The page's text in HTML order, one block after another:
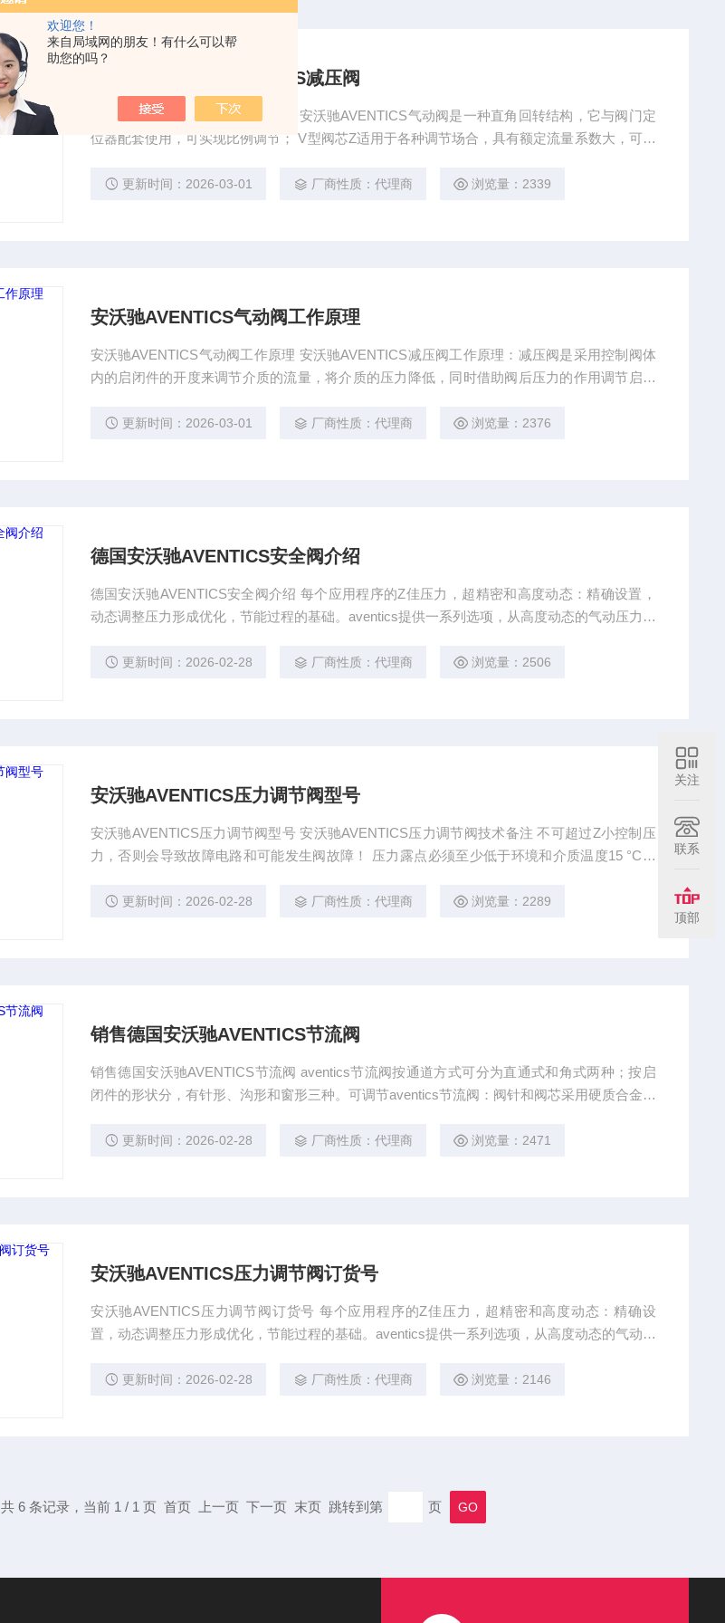
欢迎您！
来自局域网的朋友！有什么可以帮
助您的吗？
销售德国安沃驰AVENTICS减压阀
销售德国安沃驰AVENTICS减压阀 安沃驰AVENTICS气动阀是一种直角回转结构，它与阀门定
位器配套使用，可实现比例调节； V型阀芯Z适用于各种调节场合，具有额定流量系数大，可调
质。是一种直角回转结构，由V型阀体、气动执行机构、定位器及其他附件组成；有一个近似等
更新时间：2026-03-01 厂商性质：代理商 浏览量：2339
安沃驰AVENTICS气动阀工作原理
安沃驰AVENTICS气动阀工作原理 安沃驰AVENTICS减压阀工作原理：减压阀是采用控制阀体
内的启闭件的开度来调节介质的流量，将介质的压力降低，同时借助阀后压力的作用调节启闭
低，这种阀门称为减压减温阀。减压阀快易优自动化选型有收录。该阀的特点，是在进口压力
更新时间：2026-03-01 厂商性质：代理商 浏览量：2376
德国安沃驰AVENTICS安全阀介绍
德国安沃驰AVENTICS安全阀介绍 每个应用程序的Z佳压力，超精密和高度动态：精确设置，
动态调整压力形成优化，节能过程的基础。aventics提供一系列选项，从高度动态的气动压力调
制系统的信号（如：4~20mA）来驱动阀门改变阀芯和阀座之间的截面积大小控制管道介质的
更新时间：2026-02-28 厂商性质：代理商 浏览量：2506
安沃驰AVENTICS压力调节阀型号
安沃驰AVENTICS压力调节阀型号 安沃驰AVENTICS压力调节阀技术备注 不可超过Z小控制压
力，否则会导致故障电路和可能发生阀故障！ 压力露点必须至少低于环境和介质温度15 °C，
过 AVENTICS 公司许可的油，参见 “技术信息”章节中的内容。 不含机油、干燥的空气可以询问
更新时间：2026-02-28 厂商性质：代理商 浏览量：2289
销售德国安沃驰AVENTICS节流阀
销售德国安沃驰AVENTICS节流阀 aventics节流阀按通道方式可分为直通式和角式两种；按启
闭件的形状分，有针形、沟形和窗形三种。可调节aventics节流阀：阀针和阀芯采用硬质合金制
ventics节流阀：阀芯采用低噪音平衡型结构，开启轻便，产品按API6A标准设计，阀芯表面覆
更新时间：2026-02-28 厂商性质：代理商 浏览量：2471
安沃驰AVENTICS压力调节阀订货号
安沃驰AVENTICS压力调节阀订货号 每个应用程序的Z佳压力，超精密和高度动态：精确设
置，动态调整压力形成优化，节能过程的基础。aventics提供一系列选项，从高度动态的气动压
化控制系统的信号（如：4~20mA）来驱动阀门改变阀芯和阀座之间的截面积大小控制管道介
更新时间：2026-02-28 厂商性质：代理商 浏览量：2146
共 6 条记录，当前 1 / 1 页 首页 上一页 下一页 末页 跳转到第 页
关注
联系
顶部